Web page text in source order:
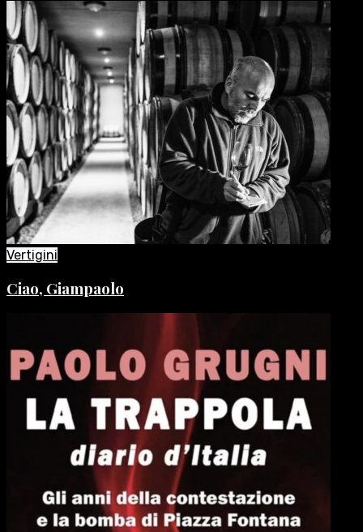
Vertigini
Ciao, Giampaolo